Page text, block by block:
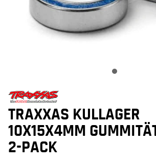
TRAXXAS KULLAGER
10X15X4MM
2-PACK